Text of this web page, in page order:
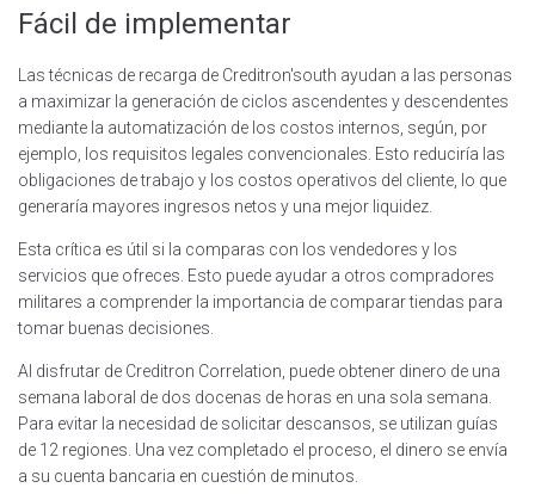
Fácil de implementar
Las técnicas de recarga de Creditron'south ayudan a las personas
a maximizar la generación de ciclos ascendentes y descendentes
mediante la automatización de los costos internos, según, por
ejemplo, los requisitos legales convencionales. Esto reduciría las
obligaciones de trabajo y los costos operativos del cliente, lo que
generaría mayores ingresos netos y una mejor liquidez.
Esta crítica es útil si la comparas con los vendedores y los
servicios que ofreces. Esto puede ayudar a otros compradores
militares a comprender la importancia de comparar tiendas para
tomar buenas decisiones.
Al disfrutar de Creditron Correlation, puede obtener dinero de una
semana laboral de dos docenas de horas en una sola semana.
Para evitar la necesidad de solicitar descansos, se utilizan guías
de 12 regiones. Una vez completado el proceso, el dinero se envía
a su cuenta bancaria en cuestión de minutos.